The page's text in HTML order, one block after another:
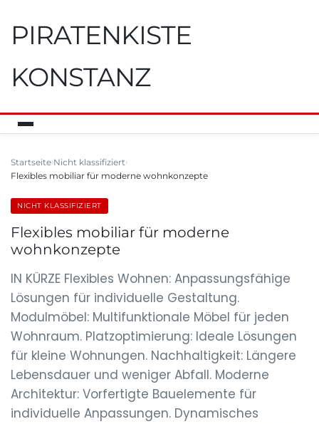
PIRATENKISTE
KONSTANZ
Startseite Nicht klassifiziert
Flexibles mobiliar für moderne wohnkonzepte
NICHT KLASSIFIZIERT
Flexibles mobiliar für moderne
wohnkonzepte
IN KÜRZE Flexibles Wohnen: Anpassungsfähige
Lösungen für individuelle Gestaltung.
Modulmöbel: Multifunktionale Möbel für jeden
Wohnraum. Platzoptimierung: Ideale Lösungen
für kleine Wohnungen. Nachhaltigkeit: Längere
Lebensdauer und weniger Abfall. Moderne
Architektur: Vorfertigte Bauelemente für
individuelle Anpassungen. Dynamisches